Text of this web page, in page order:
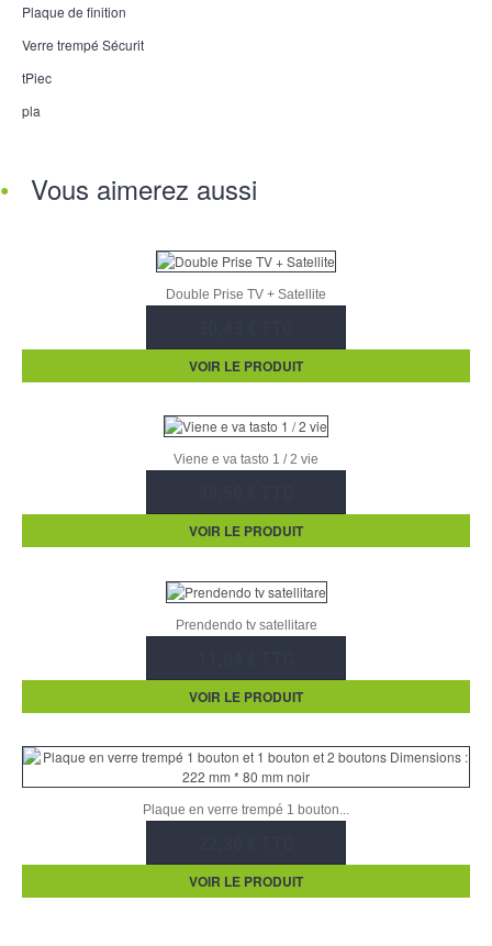
Plaque de finition
Verre trempé Sécurit
tPiec
pla
Vous aimerez aussi
Double Prise TV + Satellite
VOIR LE PRODUIT
Viene e va tasto 1 / 2 vie
VOIR LE PRODUIT
Prendendo tv satellitare
VOIR LE PRODUIT
Plaque en verre trempé 1 bouton...
VOIR LE PRODUIT